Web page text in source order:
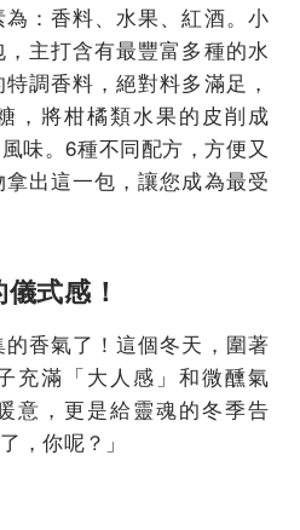
：香料、水果、紅酒。小
主打含有最豐富多種的水
調香料，絕對料多滿足，
，將柑橘類水果的皮削成
味。6種不同配方，方便又
出這一包，讓您成為最受
式感！
香氣了！這個冬天，圍著
充滿「大人感」和微醺氣
意，更是給靈魂的冬季告
，你呢？」